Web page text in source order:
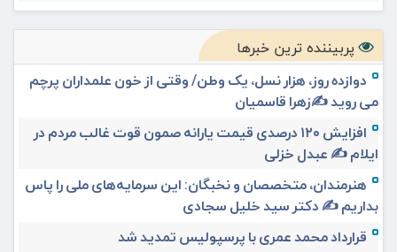
پربیننده ترین خبرها
دوازده روز، هزار نسل، یک وطن/ وقتی از خون علمداران پرچم
می روید ✍️زهرا قاسمیان
افزایش ۱۲۰ درصدی قیمت یارانه صمون قوت غالب مردم در
ایلام ✍️ عبدل خزلی
هنرمندان، متخصصان و نخبگان: این سرمایه‌های ملی را پاس
بداریم ✍️ دکتر سید خلیل سجادی
قرارداد محمد عمری با پرسپولیس تمدید شد